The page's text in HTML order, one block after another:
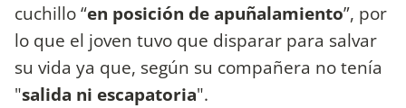
cuchillo “en posición de apuñalamiento”, por
lo que el joven tuvo que disparar para salvar
su vida ya que, según su compañera no tenía
"salida ni escapatoria".